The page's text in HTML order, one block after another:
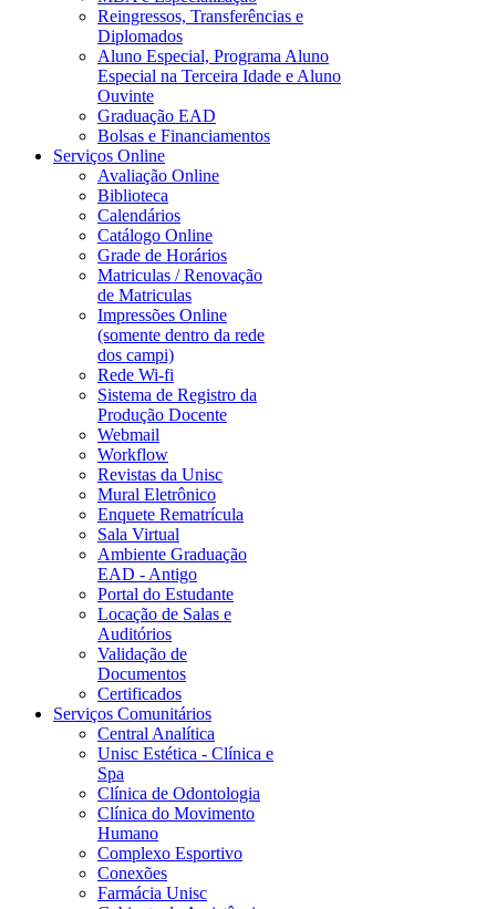
Reingressos, Transferências e
Diplomados
Aluno Especial, Programa Aluno
Especial na Terceira Idade e Aluno
Ouvinte
Graduação EAD
Bolsas e Financiamentos
Serviços Online
Avaliação Online
Biblioteca
Calendários
Catálogo Online
Grade de Horários
Matriculas / Renovação
de Matriculas
Impressões Online
(somente dentro da rede
dos campi)
Rede Wi-fi
Sistema de Registro da
Produção Docente
Webmail
Workflow
Revistas da Unisc
Mural Eletrônico
Enquete Rematrícula
Sala Virtual
Ambiente Graduação
EAD - Antigo
Portal do Estudante
Locação de Salas e
Auditórios
Validação de
Documentos
Certificados
Serviços Comunitários
Central Analítica
Unisc Estética - Clínica e
Spa
Clínica de Odontologia
Clínica do Movimento
Humano
Complexo Esportivo
Conexões
Farmácia Unisc